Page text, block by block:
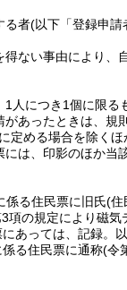
る者(以下「登録申請
ない事由により、
人につき1個に限る
があったときは、規
に定める場合を除くほ
は、印影のほか当
係る住民票に旧氏(住
項の規定により磁気
あっては、記録。
係る住民票に通称(令